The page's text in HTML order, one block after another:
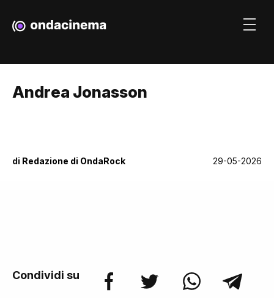
Andrea Jonasson
di Redazione di OndaRock 29-05-2026
Condividi su